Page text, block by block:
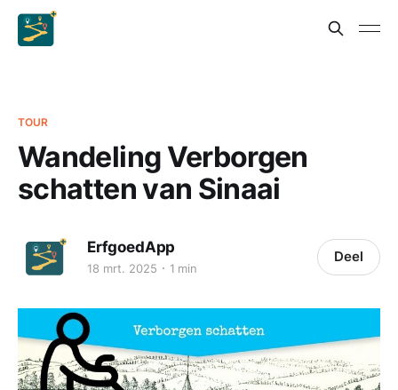
TOUR
Wandeling Verborgen
schatten van Sinaai
ErfgoedApp
18 mrt. 2025 1 min
Deel